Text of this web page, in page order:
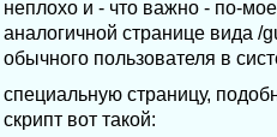
неплохо и - что важно - по-
аналогичной странице вида /
обычного пользователя в
специальную страницу,
скрипт вот такой: